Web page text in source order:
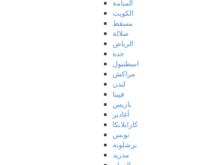
المنامة
الكويت
مسقط
صلالة
الرياض
جدة
اسطنبول
مراكش
لندن
فيينا
باريس
أغادير
كازابلانكا
تونس
برشلونة
مدريد